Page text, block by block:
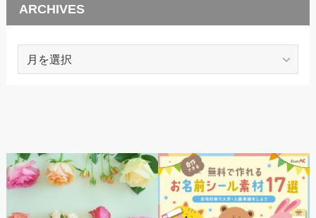
ARCHIVES
ARCHIVES